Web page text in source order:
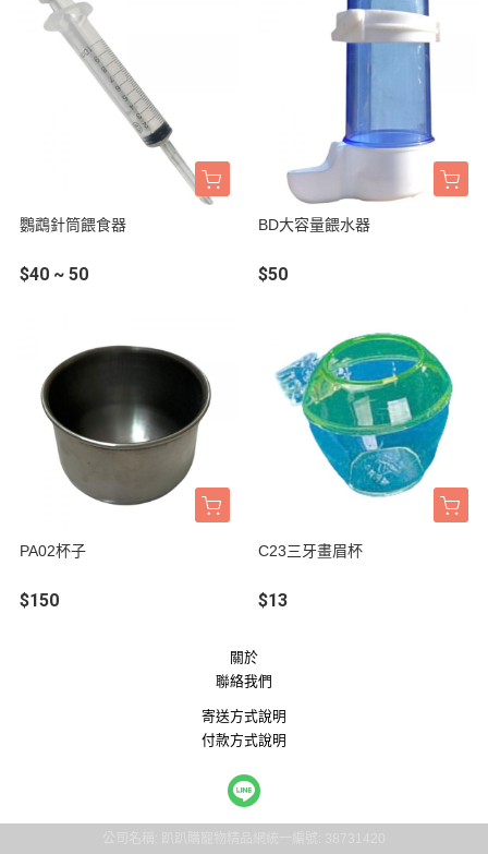
鸚鵡針筒餵食器
$40 ~ 50
BD大容量餵水器
$50
PA02杯子
$150
C23三牙畫眉杯
$13
關於
聯絡我們
寄送方式說明
付款方式說明